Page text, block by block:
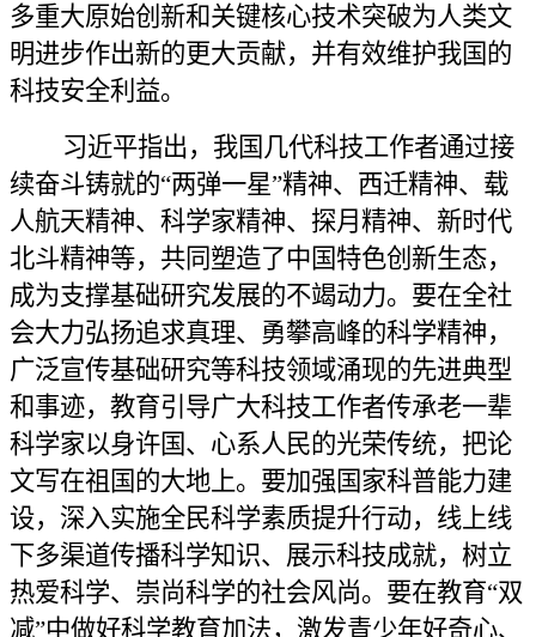
多重大原始创新和关键核心技术突破为人类文
明进步作出新的更大贡献，并有效维护我国的
科技安全利益。
习近平指出，我国几代科技工作者通过接
续奋斗铸就的“两弹一星”精神、西迁精神、载
人航天精神、科学家精神、探月精神、新时代
北斗精神等，共同塑造了中国特色创新生态，
成为支撑基础研究发展的不竭动力。要在全社
会大力弘扬追求真理、勇攀高峰的科学精神，
广泛宣传基础研究等科技领域涌现的先进典型
和事迹，教育引导广大科技工作者传承老一辈
科学家以身许国、心系人民的光荣传统，把论
文写在祖国的大地上。要加强国家科普能力建
设，深入实施全民科学素质提升行动，线上线
下多渠道传播科学知识、展示科技成就，树立
热爱科学、崇尚科学的社会风尚。要在教育“双
减”中做好科学教育加法，激发青少年好奇心、